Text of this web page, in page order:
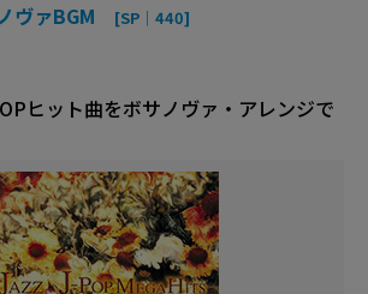
ヴァBGM [SP｜440]
ヒット曲をボサノヴァ・アレンジで